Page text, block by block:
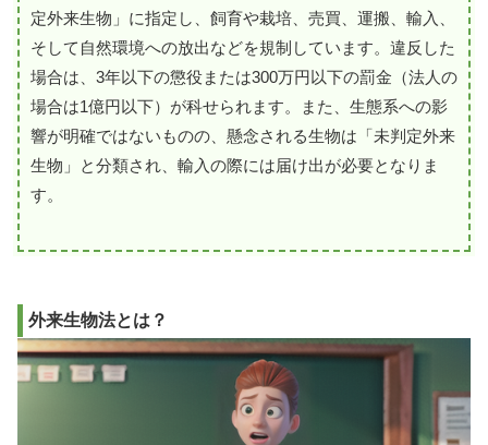
定外来生物」に指定し、飼育や栽培、売買、運搬、輸入、
そして自然環境への放出などを規制しています。違反した
場合は、3年以下の懲役または300万円以下の罰金（法人の
場合は1億円以下）が科せられます。また、生態系への影
響が明確ではないものの、懸念される生物は「未判定外来
生物」と分類され、輸入の際には届け出が必要となりま
す。
外来生物法とは？